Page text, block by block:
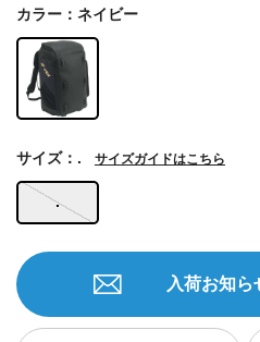
カラー：ネイビー
.
サイズ：. サイズガイドはこちら
入荷お知ら